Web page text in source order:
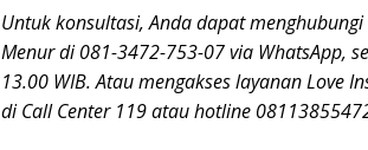
Untuk konsultasi, Anda dapat
Menur di 081-3472-753-07 via WhatsApp,
13.00 WIB. Atau mengakses layanan Love
di Call Center 119 atau hotline